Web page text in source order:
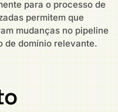
para o processo de
permitem que
mudanças no pipeline
de domínio relevante.